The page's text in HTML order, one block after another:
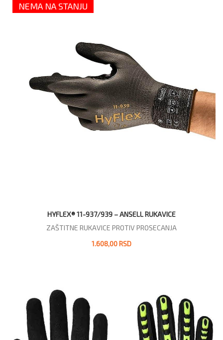
NEMA NA STANJU
HYFLEX® 11-937/939 – ANSELL RUKAVICE
ZAŠTITNE RUKAVICE PROTIV PROSECANJA
1.608,00 RSD